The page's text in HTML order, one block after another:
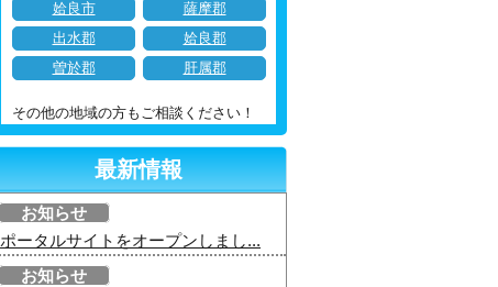
姶良市
薩摩郡
出水郡
姶良郡
曽於郡
肝属郡
その他の地域の方もご相談ください！
最新情報
お知らせ
ポータルサイトをオープンしまし...
お知らせ